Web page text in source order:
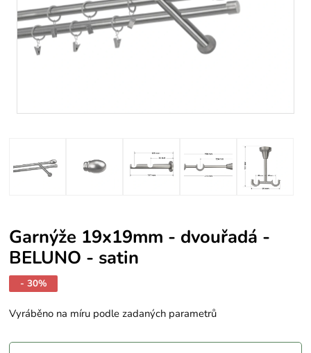
Garnýže 19x19mm - dvouřadá -
BELUNO - satin
- 30%
Vyráběno na míru podle zadaných parametrů